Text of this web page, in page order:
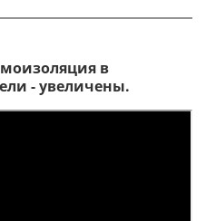
в
- увеличены.